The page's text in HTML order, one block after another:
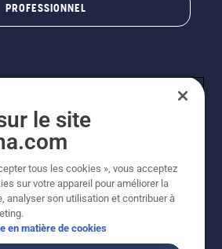
PROFESSIONNEL
Tous droits réservés. Les prix
indicatif de Husqvarna Schweiz AG
prix en CHF, TVA 8,1 % et
réserve de modification. Tous les
prix de vente recommandés (TVA
le site
tous les cookies », vous acceptez
sur votre appareil pour améliorer la
analyser son utilisation et contribuer à
en matière de cookies